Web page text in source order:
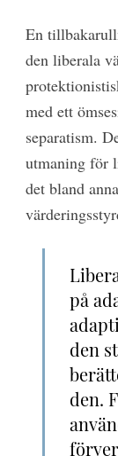
En
den liberala
med ett
separatism.
utmaning för
det bland
på
den
den.